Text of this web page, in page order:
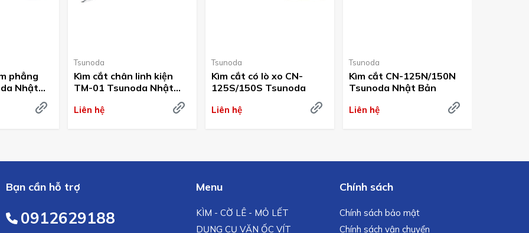
phẳng
Nhật
Tsunoda
Kìm cắt chân linh kiện
TM-01 Tsunoda Nhật
Liên hệ
Tsunoda
Kìm cắt có lò xo CN-
125S/150S Tsunoda
Liên hệ
Tsunoda
Kìm cắt CN-125N/150N
Tsunoda Nhật Bản
Liên hệ
Bạn cần hỗ trợ
0912629188
Menu
KÌM - CỜ LÊ - MỎ LẾT
DỤNG CỤ VẶN ỐC VÍT
Chính sách
Chính sách bảo mật
Chính sách vận chuyển